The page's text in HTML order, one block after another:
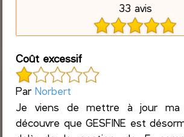
33 avis
Coût excessif
ParNorbert
Je viens de mettre à jour
découvre que GESFINE est